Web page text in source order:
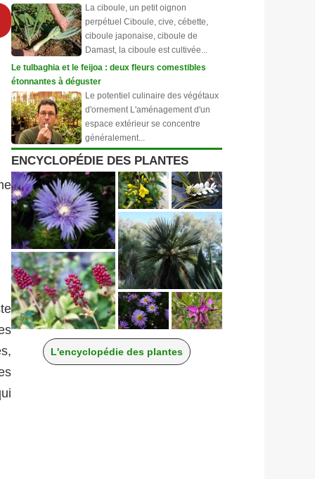
La ciboule, un petit oignon
perpétuel Ciboule, cive, cébette,
ciboule japonaise, ciboule de
Damast, la ciboule est cultivée...
Le tulbaghia et le feijoa : deux fleurs comestibles
étonnantes à déguster
Le potentiel culinaire des végétaux
d'ornement L'aménagement d'un
espace extérieur se concentre
généralement...
ENCYCLOPÉDIE DES PLANTES
L'encyclopédie des plantes